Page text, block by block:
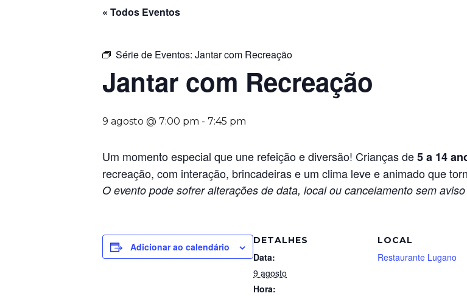
« Todos Eventos
Série de Eventos: Jantar com Recreação
Jantar com Recreação
9 agosto @ 7:00 pm - 7:45 pm
Um momento especial que une refeição e diversão! Crianças de5 a 14
recreação, com interação, brincadeiras e um clima leve e animado que
O evento pode sofrer alterações de data, local ou cancelamento sem
Adicionar ao calendário
DETALHES
Data:
9 agosto
Hora:
LOCAL
Restaurante Lugano